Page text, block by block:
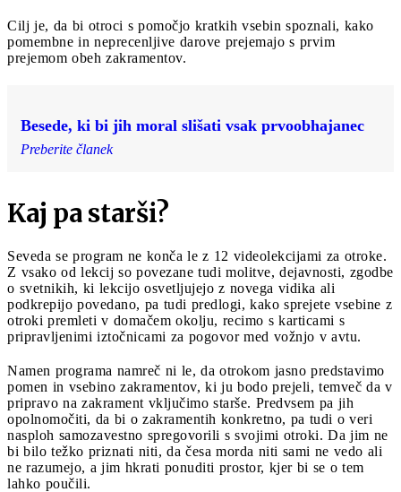
Cilj je, da bi otroci s pomočjo kratkih vsebin spoznali, kako
pomembne in neprecenljive darove prejemajo s prvim
prejemom obeh zakramentov.
Besede, ki bi jih moral slišati vsak prvoobhajanec
Preberite članek
Kaj pa starši?
Seveda se program ne konča le z 12 videolekcijami za otroke.
Z vsako od lekcij so povezane tudi molitve, dejavnosti, zgodbe
o svetnikih, ki lekcijo osvetljujejo z novega vidika ali
podkrepijo povedano, pa tudi predlogi, kako sprejete vsebine z
otroki premleti v domačem okolju, recimo s karticami s
pripravljenimi iztočnicami za pogovor med vožnjo v avtu.
Namen programa namreč ni le, da otrokom jasno predstavimo
pomen in vsebino zakramentov, ki ju bodo prejeli, temveč da v
pripravo na zakrament vključimo starše. Predvsem pa jih
opolnomočiti, da bi o zakramentih konkretno, pa tudi o veri
nasploh samozavestno spregovorili s svojimi otroki. Da jim ne
bi bilo težko priznati niti, da česa morda niti sami ne vedo ali
ne razumejo, a jim hkrati ponuditi prostor, kjer bi se o tem
lahko poučili.